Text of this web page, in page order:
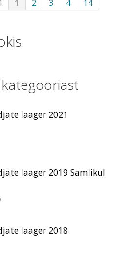
1 2 3 4 14
laager 2021
laager 2019 Samlikul
laager 2018